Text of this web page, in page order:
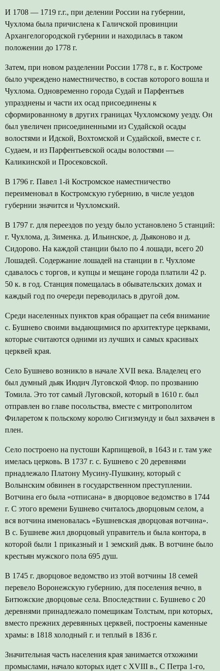
И 1708 — 1719 г.г., при делении России на губернии,
Чухлома была причислена к Галичской провинции
Архангелогородской губернии и находилась в таком
положении до 1778 г.
Затем, при новом разделении России 1778 г., в г. Костроме
было учреждено наместничество, в состав которого вошла и
Чухлома. Одновременно города Судай и Парфентьев
упразднены и части их осад присоединены к
сформированному в других границах Чухломскому уезду. Он
был увеличен присоединенными из Судайской осады
волостями и Идской, Вохтомской и Судайской, вместе с г.
Судаем, и из Парфентьевской осады волостями —
Каликинской и Просековской.
В 1796 г. Павел 1-й Костромское наместничество
переименовал в Костромскую губернию, в числе уездов
губернии значится и Чухломский.
В 1797 г. для переездов по уезду было установлено 5 станций:
г. Чухлома, д. Зименка. д. Ильинское, д. Дьяконово и д.
Сидорово. На каждой станции было по 4 лошади, всего 20
Лошадей. Содержание лошадей на станции в г. Чухломе
сдавалось с торгов, и купцы и мещане города платили 42 р.
50 к. в год. Станция помещалась в обывательских домах и
каждый год по очереди переводилась в другой дом.
Среди населенных пунктов края обращает па себя внимание
с. Бушнево своими выдающимися по архитектуре церквами,
которые считаются одними из лучших и самых красивых
церквей края.
Село Бушнево возникло в начале XVII века. Владелец его
был думный дьяк Июдич Луговской Флор. по прозванию
Томила. Это тот самый Луговской, который в 1610 г. был
отправлен во главе посольства, вместе с митрополитом
Филаретом к польскому королю Сигизмунду и был захвачен в
плен.
Село построено на пустоши Карпищевой, в 1643 и г. там уже
имелась церковь. В 1737 г. с. Бушнево с 20 деревнями
прнадлежало Платону Мусину-Пушкину, который с
Волынским обвинен в государственном преступлении.
Вотчина его была «отписана» в дворцовое ведомство в 1744
г. С этого времени Бушнево считалось дворцовым селом, а
вся вотчина именовалась «Бушневская дворцовая вотчина».
В с. Бушневе жил дворцовый управитель и была контора, в
которой были 1 приказный и 1 земский дьяк. В вотчине было
крестьян мужского пола 695 душ.
В 1745 г. дворцовое ведомство из этой вотчины 18 семей
перевело Воронежскую губернию, для поселения вечно, в
Битюжские дворцовые села. Впоследствии с. Бушнево с 20
деревнями принадлежало помещикам Толстым, при которых,
вместо прежних деревянных церквей, построены каменные
храмы: в 1818 холодный г. и теплый в 1836 г.
Значительная часть населения края занимается отхожими
промыслами, начало которых идет с XVIII в., С Петра 1-го,